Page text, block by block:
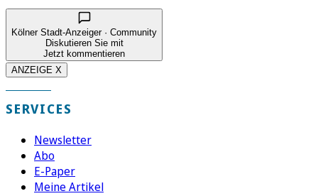
Kölner Stadt-Anzeiger · Community
Diskutieren Sie mit
Jetzt kommentieren
ANZEIGE X
SERVICES
Newsletter
Abo
E-Paper
Meine Artikel